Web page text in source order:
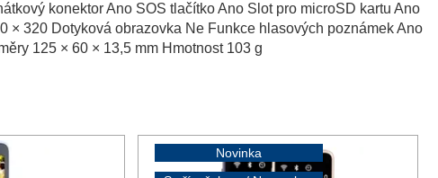
konektor Ano SOS tlačítko Ano Slot pro microSD kartu Ano
320 Dotyková obrazovka Ne Funkce hlasových poznámek Ano
125 × 60 × 13,5 mm Hmotnost 103 g
Novinka